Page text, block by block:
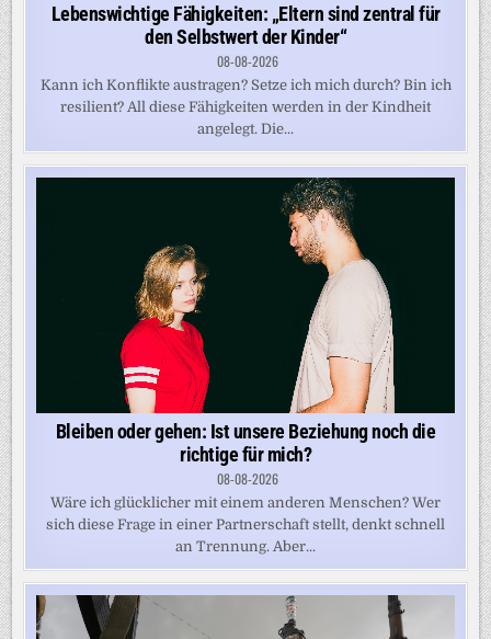
Lebenswichtige Fähigkeiten: „Eltern sind zentral für
den Selbstwert der Kinder“
08-08-2026
Kann ich Konflikte austragen? Setze ich mich durch? Bin ich
resilient? All diese Fähigkeiten werden in der Kindheit
angelegt. Die...
Bleiben oder gehen: Ist unsere Beziehung noch die
richtige für mich?
08-08-2026
Wäre ich glücklicher mit einem anderen Menschen? Wer
sich diese Frage in einer Partnerschaft stellt, denkt schnell
an Trennung. Aber...